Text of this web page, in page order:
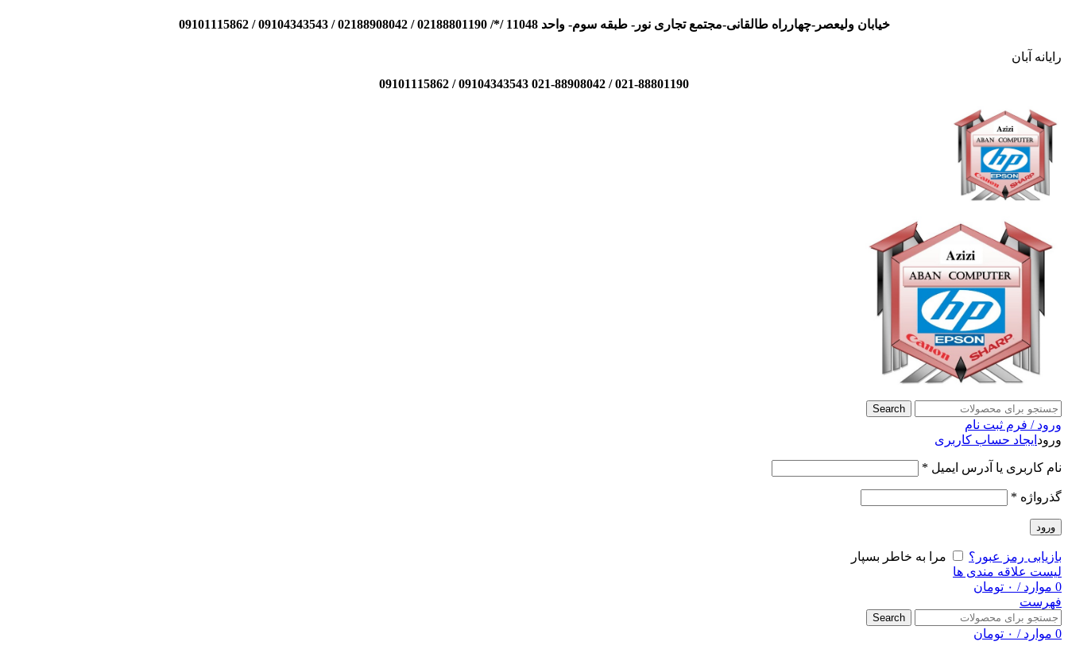
خیابان ولیعصر-چهارراه طالقانی-مجتمع تجاری نور- طبقه سوم- واحد 11048 /*/ 02188801190 / 02188908042 / 09104343543 / 09101115862
رایانه آبان
021-88801190 / 021-88908042 09104343543 / 09101115862
Search
ورود / فرم ثبت نام
ورود ایجاد حساب کاربری
نام کاربری یا آدرس ایمیل *
گذرواژه *
ورود
بازیابی رمز عبور؟
مرا به خاطر بسپار
لیست علاقه مندی ها
0 موارد / ۰ تومان
فهرست
Search
0 موارد / ۰ تومان